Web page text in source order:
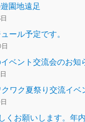
園地遠足
ール予定です。
ベント交流会のお知
ワク夏祭り交流イベ
くお願いします。年